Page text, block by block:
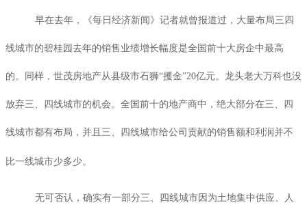
早在去年，《每日经济新闻》记者就曾报道过，大量布局三四
线城市的碧桂园去年的销售业绩增长幅度是全国前十大房企中最高
的。同样，世茂房地产从县级市石狮“攫金”20亿元。龙头老大万科也没
放弃三、四线城市的机会。全国前十的地产商中，绝大部分在三、四
线城市都有布局，并且三、四线城市给公司贡献的销售额和利润并不
比一线城市少多少。
无可否认，确实有一部分三、四线城市因为土地集中供应、人